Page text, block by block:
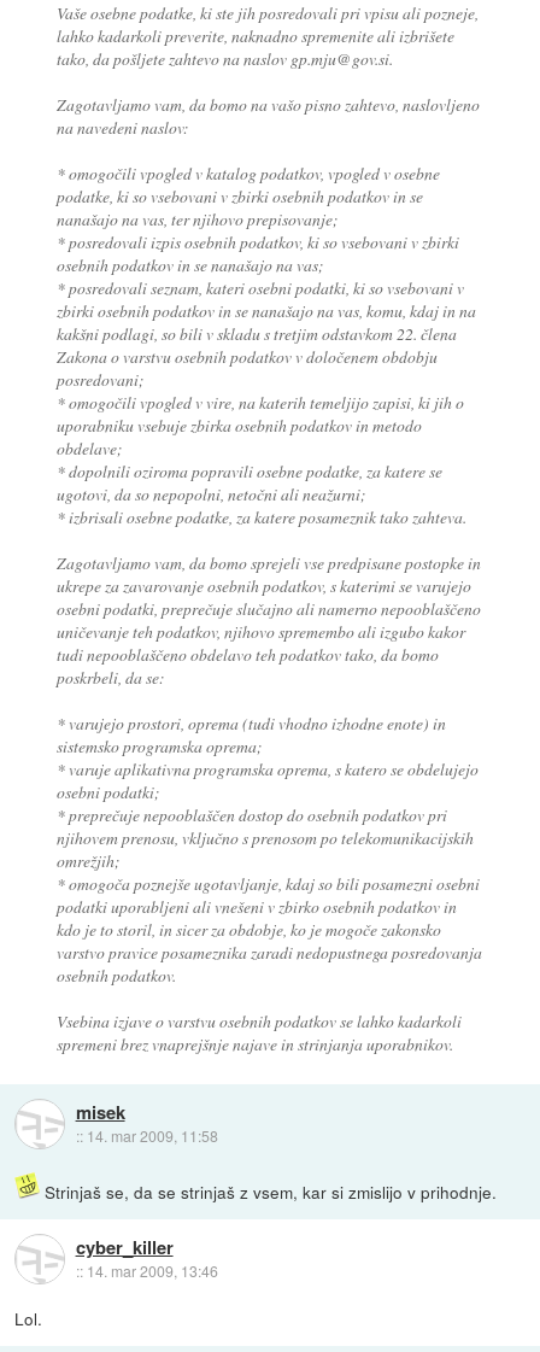
Vaše osebne podatke, ki ste jih posredovali pri vpisu ali pozneje,
lahko kadarkoli preverite, naknadno spremenite ali izbrišete
tako, da pošljete zahtevo na naslov gp.mju@gov.si.
Zagotavljamo vam, da bomo na vašo pisno zahtevo, naslovljeno
na navedeni naslov:
* omogočili vpogled v katalog podatkov, vpogled v osebne
podatke, ki so vsebovani v zbirki osebnih podatkov in se
nanašajo na vas, ter njihovo prepisovanje;
* posredovali izpis osebnih podatkov, ki so vsebovani v zbirki
osebnih podatkov in se nanašajo na vas;
* posredovali seznam, kateri osebni podatki, ki so vsebovani v
zbirki osebnih podatkov in se nanašajo na vas, komu, kdaj in na
kakšni podlagi, so bili v skladu s tretjim odstavkom 22. člena
Zakona o varstvu osebnih podatkov v določenem obdobju
posredovani;
* omogočili vpogled v vire, na katerih temeljijo zapisi, ki jih o
uporabniku vsebuje zbirka osebnih podatkov in metodo
obdelave;
* dopolnili oziroma popravili osebne podatke, za katere se
ugotovi, da so nepopolni, netočni ali neažurni;
* izbrisali osebne podatke, za katere posameznik tako zahteva.
Zagotavljamo vam, da bomo sprejeli vse predpisane postopke in
ukrepe za zavarovanje osebnih podatkov, s katerimi se varujejo
osebni podatki, preprečuje slučajno ali namerno nepooblaščeno
uničevanje teh podatkov, njihovo spremembo ali izgubo kakor
tudi nepooblaščeno obdelavo teh podatkov tako, da bomo
poskrbeli, da se:
* varujejo prostori, oprema (tudi vhodno izhodne enote) in
sistemsko programska oprema;
* varuje aplikativna programska oprema, s katero se obdelujejo
osebni podatki;
* preprečuje nepooblaščen dostop do osebnih podatkov pri
njihovem prenosu, vključno s prenosom po telekomunikacijskih
omrežjih;
* omogoča poznejše ugotavljanje, kdaj so bili posamezni osebni
podatki uporabljeni ali vnešeni v zbirko osebnih podatkov in
kdo je to storil, in sicer za obdobje, ko je mogoče zakonsko
varstvo pravice posameznika zaradi nedopustnega posredovanja
osebnih podatkov.
Vsebina izjave o varstvu osebnih podatkov se lahko kadarkoli
spremeni brez vnaprejšnje najave in strinjanja uporabnikov.
misek
:: 14. mar 2009, 11:58
Strinjaš se, da se strinjaš z vsem, kar si zmislijo v prihodnje.
cyber_killer
:: 14. mar 2009, 13:46
Lol.